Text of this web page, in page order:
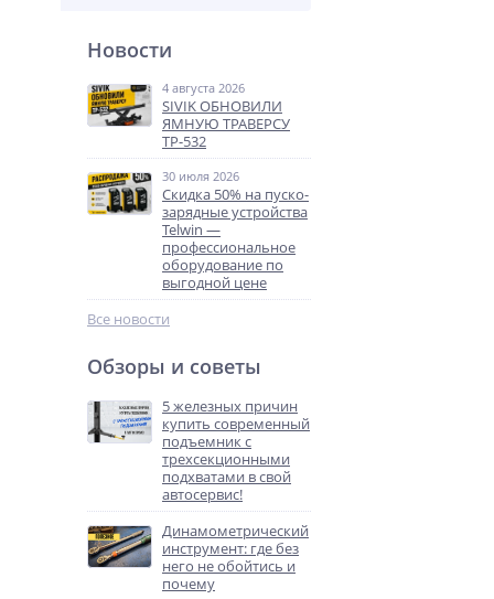
Новости
4 августа 2026
SIVIK ОБНОВИЛИ
ЯМНУЮ ТРАВЕРСУ
ТР-532
30 июля 2026
Скидка 50% на пуско-
зарядные устройства
Telwin —
профессиональное
оборудование по
выгодной цене
Все новости
Обзоры и советы
5 железных причин
купить современный
подъемник с
трехсекционными
подхватами в свой
автосервис!
Динамометрический
инструмент: где без
него не обойтись и
почему